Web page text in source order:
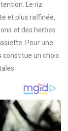
Le riz
et plus raffinée,
et des herbes
Pour une
constitue un choix